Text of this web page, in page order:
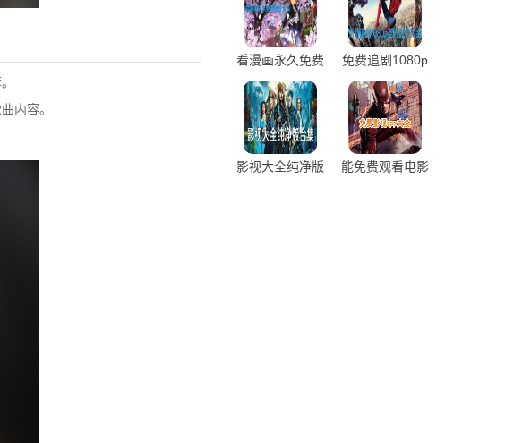
内容。
看漫画永久免费
软件合集推荐
免费追剧1080p
蓝光影视软件大
全最新推荐
影视大全纯净版
能免费观看电影